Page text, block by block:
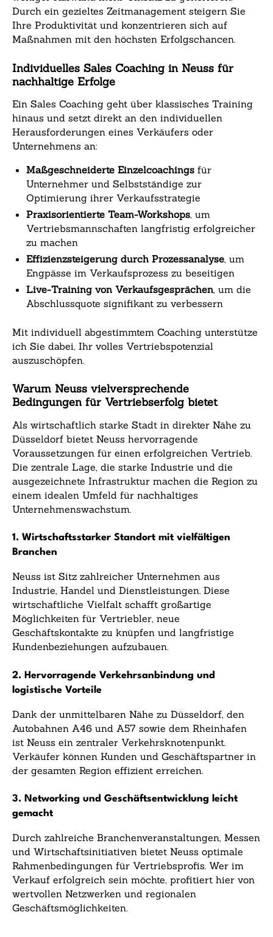
Durch ein gezieltes Zeitmanagement steigern Sie
Ihre Produktivität und konzentrieren sich auf
Maßnahmen mit den höchsten Erfolgschancen.
Individuelles Sales Coaching in Neuss für
nachhaltige Erfolge
Ein Sales Coaching geht über klassisches Training
hinaus und setzt direkt an den individuellen
Herausforderungen eines Verkäufers oder
Unternehmens an:
Maßgeschneiderte Einzelcoachings für
Unternehmer und Selbstständige zur
Optimierung ihrer Verkaufsstrategie
Praxisorientierte Team-Workshops, um
Vertriebsmannschaften langfristig erfolgreicher
zu machen
Effizienzsteigerung durch Prozessanalyse, um
Engpässe im Verkaufsprozess zu beseitigen
Live-Training von Verkaufsgesprächen, um die
Abschlussquote signifikant zu verbessern
Mit individuell abgestimmtem Coaching unterstütze
ich Sie dabei, Ihr volles Vertriebspotenzial
auszuschöpfen.
Warum Neuss vielversprechende
Bedingungen für Vertriebserfolg bietet
Als wirtschaftlich starke Stadt in direkter Nähe zu
Düsseldorf bietet Neuss hervorragende
Voraussetzungen für einen erfolgreichen Vertrieb.
Die zentrale Lage, die starke Industrie und die
ausgezeichnete Infrastruktur machen die Region zu
einem idealen Umfeld für nachhaltiges
Unternehmenswachstum.
1. Wirtschaftsstarker Standort mit vielfältigen
Branchen
Neuss ist Sitz zahlreicher Unternehmen aus
Industrie, Handel und Dienstleistungen. Diese
wirtschaftliche Vielfalt schafft großartige
Möglichkeiten für Vertriebler, neue
Geschäftskontakte zu knüpfen und langfristige
Kundenbeziehungen aufzubauen.
2. Hervorragende Verkehrsanbindung und
logistische Vorteile
Dank der unmittelbaren Nähe zu Düsseldorf, den
Autobahnen A46 und A57 sowie dem Rheinhafen
ist Neuss ein zentraler Verkehrsknotenpunkt.
Verkäufer können Kunden und Geschäftspartner in
der gesamten Region effizient erreichen.
3. Networking und Geschäftsentwicklung leicht
gemacht
Durch zahlreiche Branchenveranstaltungen, Messen
und Wirtschaftsinitiativen bietet Neuss optimale
Rahmenbedingungen für Vertriebsprofis. Wer im
Verkauf erfolgreich sein möchte, profitiert hier von
wertvollen Netzwerken und regionalen
Geschäftsmöglichkeiten.